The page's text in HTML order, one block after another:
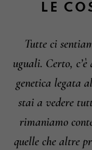
Informazioni
LE
Tutte ci
uguali. Certo,
genetica legata
stai a vedere
rimaniamo
quelle che altre